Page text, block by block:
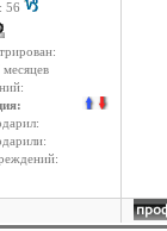
56
месяцев